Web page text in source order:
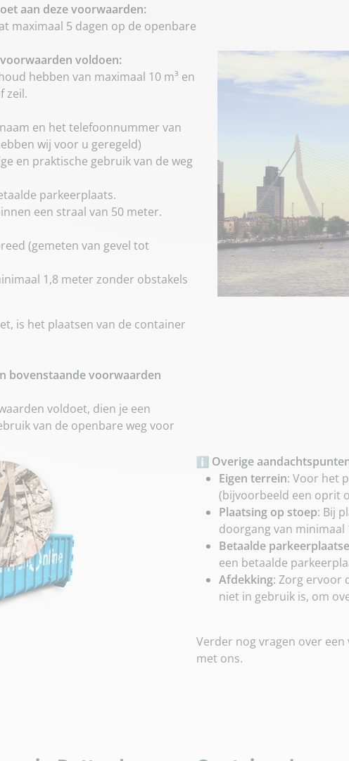
aan deze voorwaarden:
maximaal 5 dagen op de openbare
voldoen:
hebben van maximaal 10 m³ en
zeil.
en het telefoonnummer van
wij voor u geregeld)
en praktische gebruik van de weg
parkeerplaats.
een straal van 50 meter.
(gemeten van gevel tot
1,8 meter zonder obstakels
is het plaatsen van de container
bovenstaande voorwaarden
voldoet, dien je een
van de openbare weg voor
Overige
Eigen terrein: Voor het
(bijvoorbeeld een oprit
Plaatsing op stoep: Bij
doorgang van
Betaalde
een betaalde
Afdekking: Zorg ervoor
niet in gebruik is, om
Verder nog vragen over
met ons.